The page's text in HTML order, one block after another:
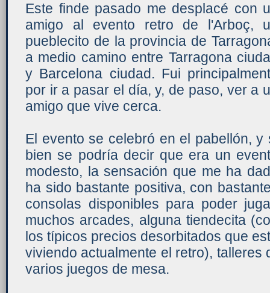
Este finde pasado me desplacé con
amigo al evento retro de l'Arboç,
pueblecito de la provincia de
a medio camino entre Tarragona
y Barcelona ciudad. Fui
por ir a pasar el día, y, de paso, ver a
amigo que vive cerca.
El evento se celebró en el pabellón, y
bien se podría decir que era un
modesto, la sensación que me ha
ha sido bastante positiva, con
consolas disponibles para poder
muchos arcades, alguna tiendecita
los típicos precios desorbitados que
viviendo actualmente el retro), talleres
varios juegos de mesa.